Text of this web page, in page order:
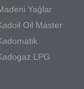
Yağlar
Oil Master
LPG